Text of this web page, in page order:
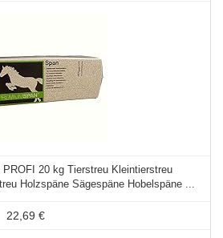
20 kg Tierstreu Kleintierstreu
Holzspäne Sägespäne Hobelspäne ...
22,69 €